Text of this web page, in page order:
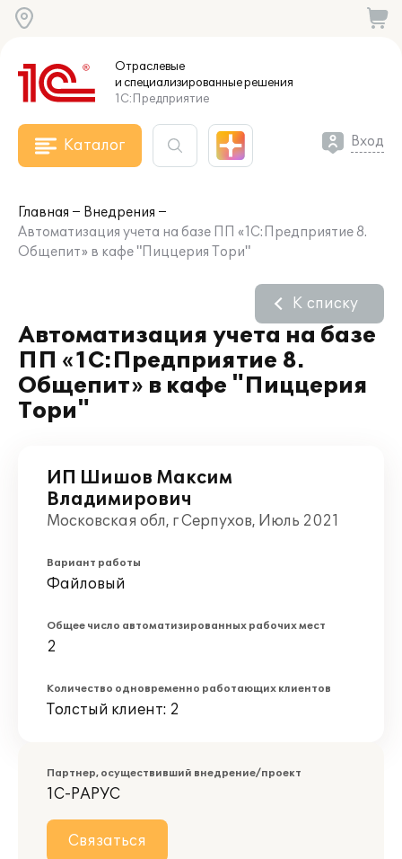
Отраслевые
и специализированныерешения
1С:Предприятие
Каталог Вход
Главная
Внедрения
Автоматизация учета на базе ПП «1С:Предприятие 8.
Общепит» в кафе "Пиццерия Тори"
Автоматизация учета на базе
ПП «1С:Предприятие 8.
Общепит» в кафе "Пиццерия
Тори"
К списку
ИП Шишов Максим
Владимирович
Московская обл, г Серпухов, Июль 2021
Вариант работы
Файловый
Общее число автоматизированных рабочих мест
2
Количество одновременно работающих клиентов
Толстый клиент: 2
Партнер, осуществивший внедрение/проект
1С-РАРУС
Связаться